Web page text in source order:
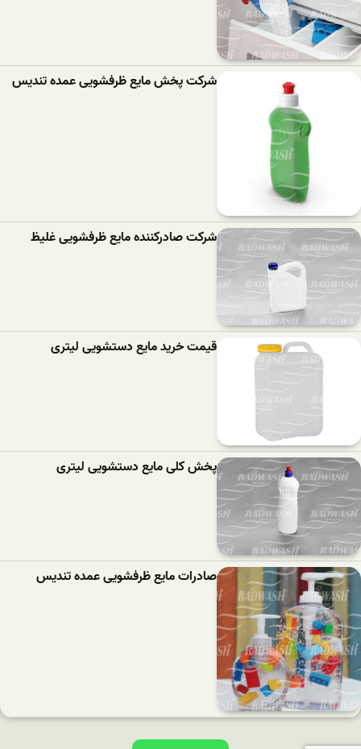
شرکت پخش مایع ظرفشویی عمده تندیس
شرکت صادرکننده مایع ظرفشویی غلیظ
قیمت خرید مایع دستشویی لیتری
پخش کلی مایع دستشویی لیتری
صادرات مایع ظرفشویی عمده تندیس